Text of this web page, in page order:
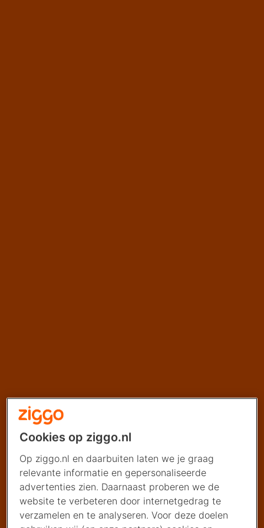
Cookies op ziggo.nl
Op ziggo.nl en daarbuiten laten we je graag
relevante informatie en gepersonaliseerde
advertenties zien. Daarnaast proberen we de
website te verbeteren door internetgedrag te
verzamelen en te analyseren. Voor deze doelen